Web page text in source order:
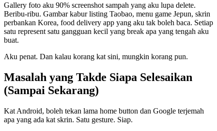
Gallery foto aku 90% screenshot sampah yang aku lupa delete.
Beribu-ribu. Gambar kabur listing Taobao, menu game Jepun, skrin
perbankan Korea, food delivery app yang aku tak boleh baca. Setiap
satu represent satu gangguan kecil yang break apa yang tengah aku
buat.
Aku penat. Dan kalau korang kat sini, mungkin korang pun.
Masalah yang Takde Siapa Selesaikan
(Sampai Sekarang)
Kat Android, boleh tekan lama home button dan Google terjemah
apa yang ada kat skrin. Satu gesture. Siap.